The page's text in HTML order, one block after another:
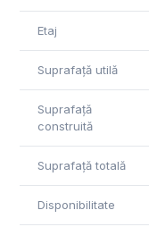
Etaj
Suprafață utilă
Suprafață
construită
Suprafață totală
Disponibilitate